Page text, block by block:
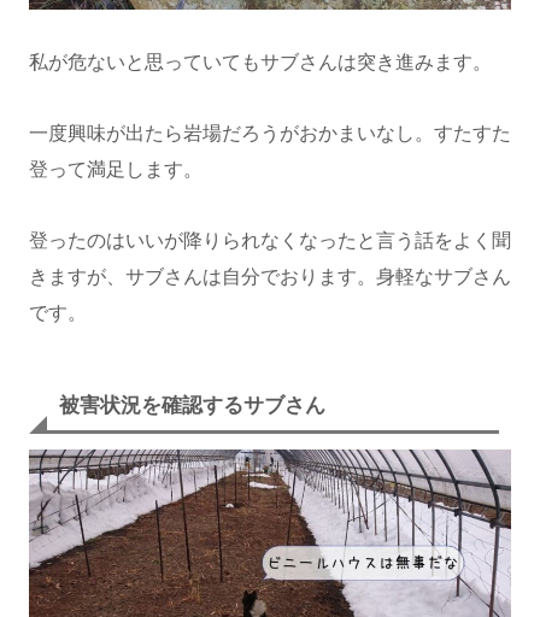
私が危ないと思っていてもサブさんは突き進みます。
一度興味が出たら岩場だろうがおかまいなし。すたすた
登って満足します。
登ったのはいいが降りられなくなったと言う話をよく聞
きますが、サブさんは自分でおります。身軽なサブさん
です。
被害状況を確認するサブさん